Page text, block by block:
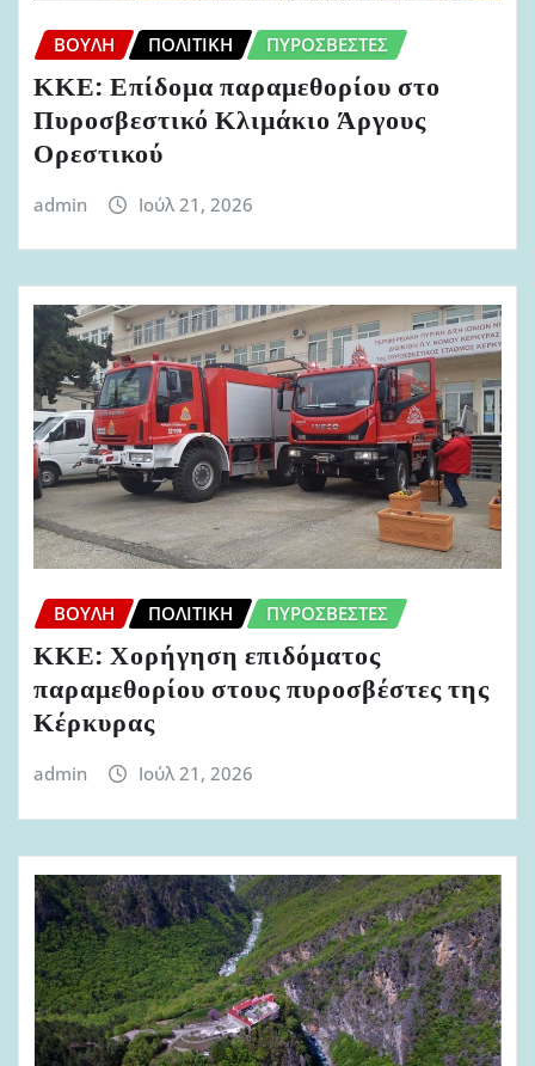
ΒΟΥΛΉ ΠΟΛΙΤΙΚΉ ΠΥΡΟΣΒΈΣΤΕΣ
ΚΚΕ: Επίδομα παραμεθορίου στο
Πυροσβεστικό Κλιμάκιο Άργους
Ορεστικού
admin Ιούλ 21, 2026
ΒΟΥΛΉ ΠΟΛΙΤΙΚΉ ΠΥΡΟΣΒΈΣΤΕΣ
ΚΚΕ: Χορήγηση επιδόματος
παραμεθορίου στους πυροσβέστες της
Κέρκυρας
admin Ιούλ 21, 2026